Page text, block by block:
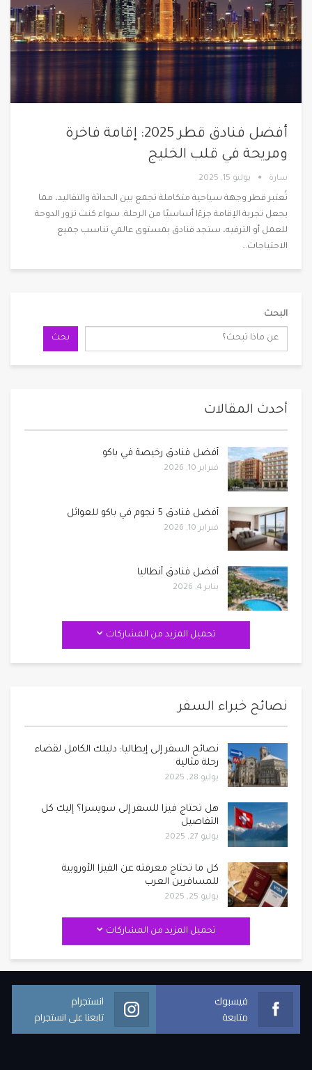
أفضل فنادق قطر 2025: إقامة فاخرة
ومريحة في قلب الخليج
سارة يوليو 15, 2025
تُعتبر قطر وجهة سياحية متكاملة تجمع بين الحداثة والتقاليد، مما
يجعل تجربة الإقامة جزءًا أساسيًا من الرحلة. سواء كنت تزور الدوحة
للعمل أو الترفيه، ستجد فنادق بمستوى عالمي تناسب جميع
الاحتياجات…
البحث
بحث
أحدث المقالات
أفضل فنادق رخيصة في باكو
فبراير 10, 2026
أفضل فنادق 5 نجوم في باكو للعوائل
فبراير 10, 2026
أفضل فنادق أنطاليا
يناير 4, 2026
تحميل المزيد من المشاركات
نصائح خبراء السفر
نصائح السفر إلى إيطاليا: دليلك الكامل لقضاء
رحلة مثالية
يوليو 28, 2025
هل تحتاج فيزا للسفر إلى سويسرا؟ إليك كل
التفاصيل
يوليو 27, 2025
كل ما تحتاج معرفته عن الفيزا الأوروبية
للمسافرين العرب
يوليو 25, 2025
تحميل المزيد من المشاركات
فيسبوك
متابعة
انستجرام
تابعنا على انستجرام